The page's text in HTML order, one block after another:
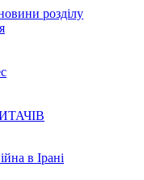
розділу
в Ірані